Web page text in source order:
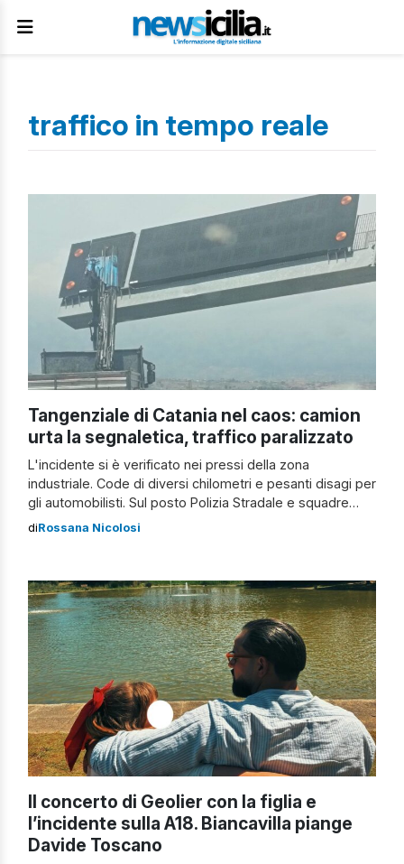
traffico in tempo reale
Tangenziale di Catania nel caos: camion
urta la segnaletica, traffico paralizzato
L'incidente si è verificato nei pressi della zona
industriale. Code di diversi chilometri e pesanti disagi per
gli automobilisti. Sul posto Polizia Stradale e squadre
Anas.
diRossana Nicolosi
Il concerto di Geolier con la figlia e
l’incidente sulla A18. Biancavilla piange
Davide Toscano